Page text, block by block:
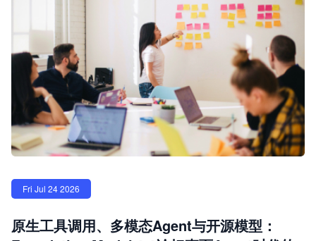
Fri Jul 24 2026
原生工具调用、多模态Agent与开源模型：